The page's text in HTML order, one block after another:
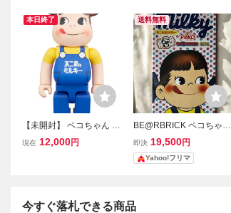
本日終了
【未開封】 ペコちゃん ベ
アブリック ミルキー65周
現在 12,000円
送料無料
BE@RBRICK ペコちゃん
ミルキー65周年記念デザ
イン400％ベアブリック
即決 19,500円
Yahoo!フリマ
今すぐ落札できる商品